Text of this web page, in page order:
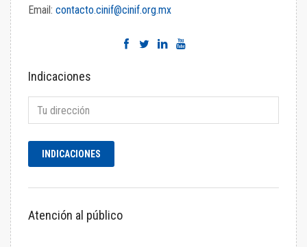
Email: contacto.cinif@cinif.org.mx
Indicaciones
Atención al público